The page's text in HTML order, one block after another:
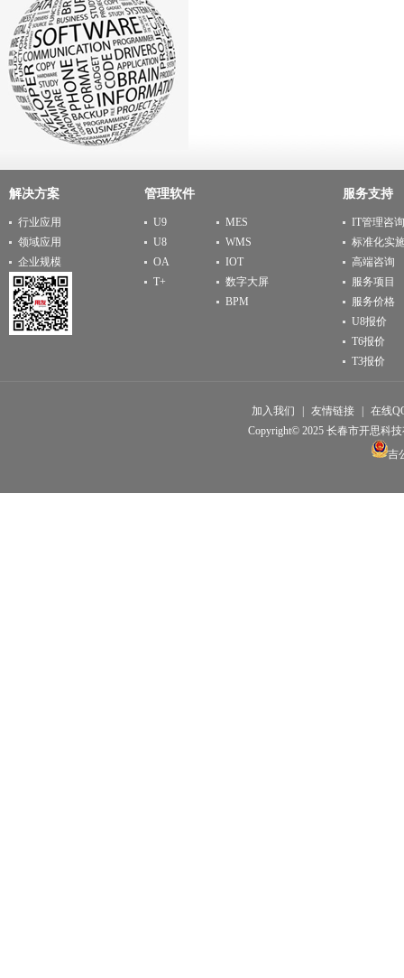
解决方案
行业应用
领域应用
企业规模
管理软件
U9
U8
OA
T+
MES
WMS
IOT
数字大屏
BPM
服务支持
IT管理咨询
标准化实
高端咨询
服务项目
服务价格
U8报价
T6报价
T3报价
加入我们 友情链接
在线
Copyright© 2025 长春市开思科
吉